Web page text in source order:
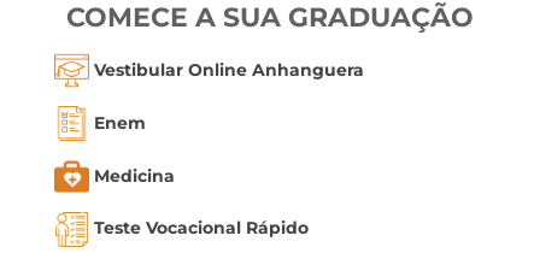
COMECE A SUA GRADUAÇÃO
Vestibular Online Anhanguera
Enem
Medicina
Teste Vocacional Rápido